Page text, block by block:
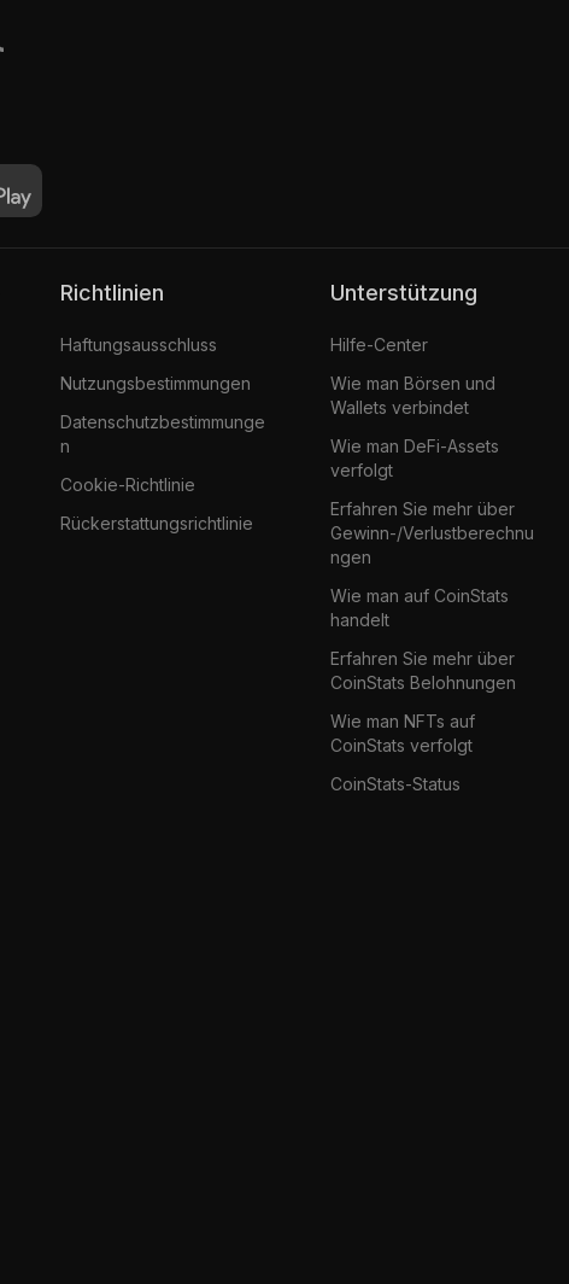
Richtlinien
Haftungsausschluss
Nutzungsbestimmungen
Datenschutzbestimmunge
n
Cookie-Richtlinie
Rückerstattungsrichtlinie
Unterstützung
Hilfe-Center
Wie man Börsen und
Wallets verbindet
Wie man DeFi-Assets
verfolgt
Erfahren Sie mehr über
Gewinn-/Verlustberechnu
ngen
Wie man auf CoinStats
handelt
Erfahren Sie mehr über
CoinStats Belohnungen
Wie man NFTs auf
CoinStats verfolgt
CoinStats-Status